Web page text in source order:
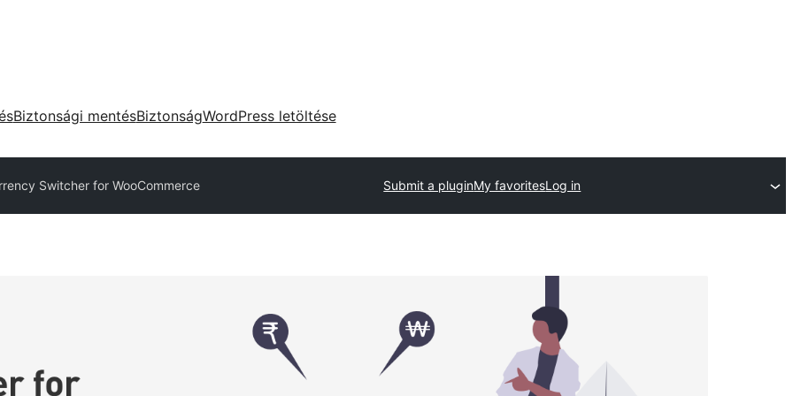
Biztonsági mentésBiztonságWordPress letöltése
Switcher for WooCommerce Submit a pluginMy favoritesLog in